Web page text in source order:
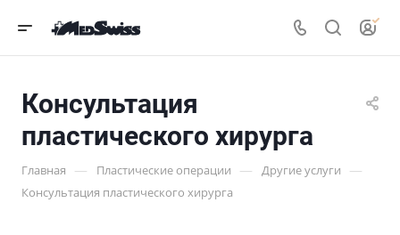
Консультация
пластического хирурга
Главная — Пластические операции — Другие услуги —
Консультация пластического хирурга